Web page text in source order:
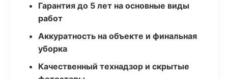
Гарантия до 5 лет на основные виды
работ
Аккуратность на объекте и финальная
уборка
Качественный технадзор и скрытые